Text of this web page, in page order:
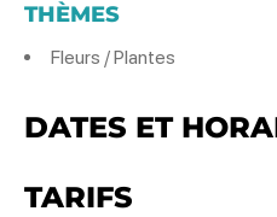
THÈMES
Fleurs / Plantes
DATES ET
TARIFS